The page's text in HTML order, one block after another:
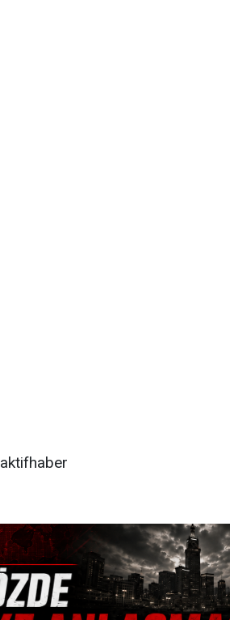
aktifhaber